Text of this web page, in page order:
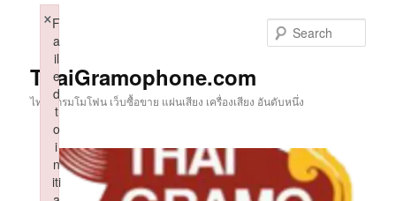
ThaiGramophone.com
ไทยแกรมโมโฟน เว็บซื้อขาย แผ่นเสียง เครื่องเสียง อันดับหนึ่ง
F
a
il
e
d
t
o
i
n
iti
×